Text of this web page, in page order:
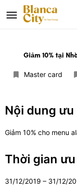
Giảm 10% tại
Master card
Nội dung ưu
Giảm 10% cho menu
Thời gian
31/12/2019 – 31/12/